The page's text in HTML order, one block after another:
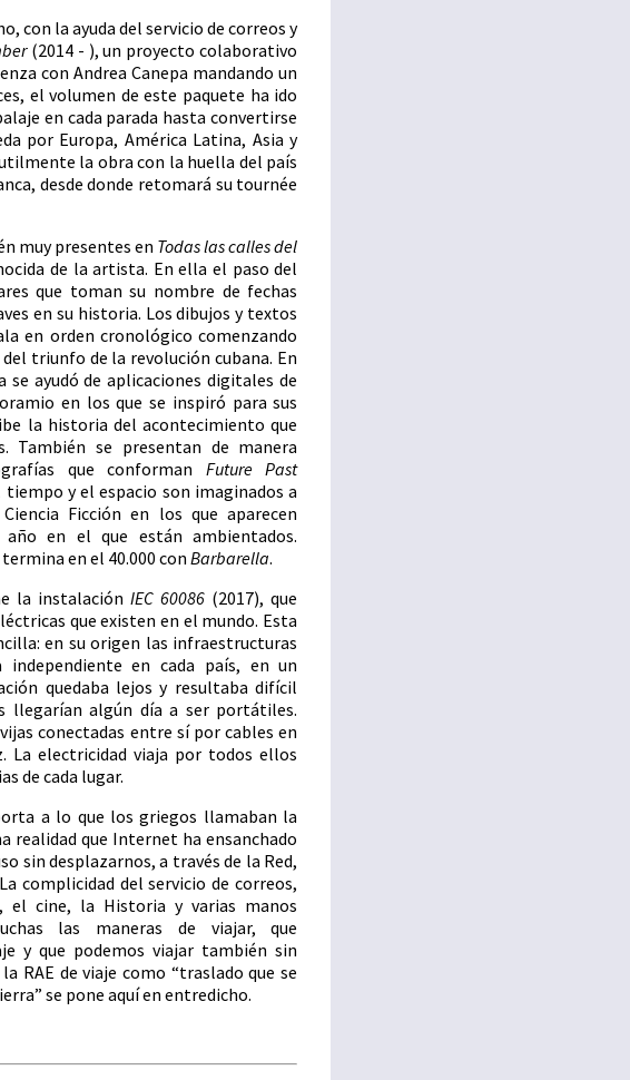
con la ayuda del servicio de correos y
(2014 - ), un proyecto colaborativo
con Andrea Canepa mandando un
el volumen de este paquete ha ido
en cada parada hasta convertirse
por Europa, América Latina, Asia y
la obra con la huella del país
desde donde retomará su tournée
muy presentes en Todas las calles del
de la artista. En ella el paso del
que toman su nombre de fechas
en su historia. Los dibujos y textos
en orden cronológico comenzando
triunfo de la revolución cubana. En
ayudó de aplicaciones digitales de
en los que se inspiró para sus
la historia del acontecimiento que
También se presentan de manera
que conforman Future Past
tiempo y el espacio son imaginados a
Ficción en los que aparecen
año en el que están ambientados.
termina en el 40.000 conBarbarella.
la instalaciónIEC 60086 (2017), que
que existen en el mundo. Esta
en su origen las infraestructuras
en cada país, en un
quedaba lejos y resultaba difícil
llegarían algún día a ser portátiles.
conectadas entre sí por cables en
La electricidad viaja por todos ellos
de cada lugar.
a lo que los griegos llamaban la
realidad que Internet ha ensanchado
sin desplazarnos, a través de la Red,
complicidad del servicio de correos,
el cine, la Historia y varias manos
las maneras de viajar, que
y que podemos viajar también sin
RAE de viaje como “traslado que se
se pone aquí en entredicho.